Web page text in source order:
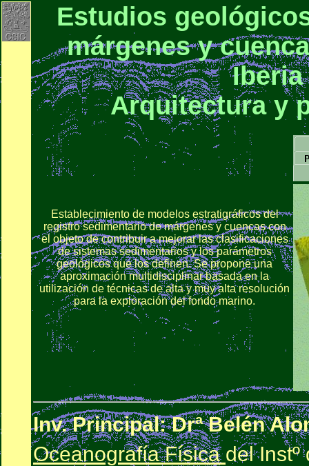
Estudios
márgenes y
Iberia
Arquitectura y
Establecimiento de modelos estratigráficos del
registro sedimentario de márgenes y cuencas con
el objeto de contribuir a mejorar las clasificaciones
de sistemas sedimentarios y los parámetros
geológicos que los definen. Se propone una
aproximación multidisciplinar basada en la
utilización de técnicas de alta y muy alta resolución
para la exploración del fondo marino.
Inv. Principal: Drª Belén
Oceanografía Físicadel